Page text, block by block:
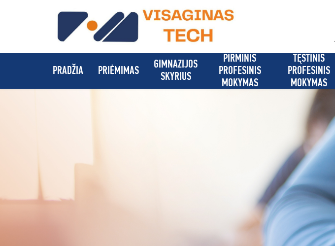
PRADŽIA PRIĖMIMAS
GIMNAZIJOS
SKYRIUS
PIRMINIS
PROFESINIS
MOKYMAS
TĘSTINIS
PROFESINIS
MOKYMAS